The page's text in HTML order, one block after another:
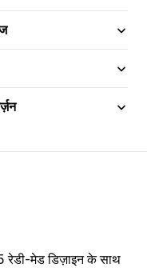
मेड डिज़ाइन के साथ